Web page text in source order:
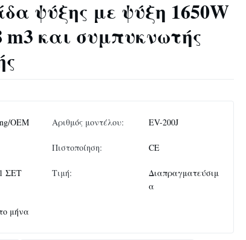
ψύξης με ψύξη 1650W
και συμπυκνωτής
OEM Αριθμός μοντέλου: EV-200J
Πιστοποίηση: CE
1 ΣΕΤ Τιμή:
Διαπραγματεύσιμ
α
μήνα